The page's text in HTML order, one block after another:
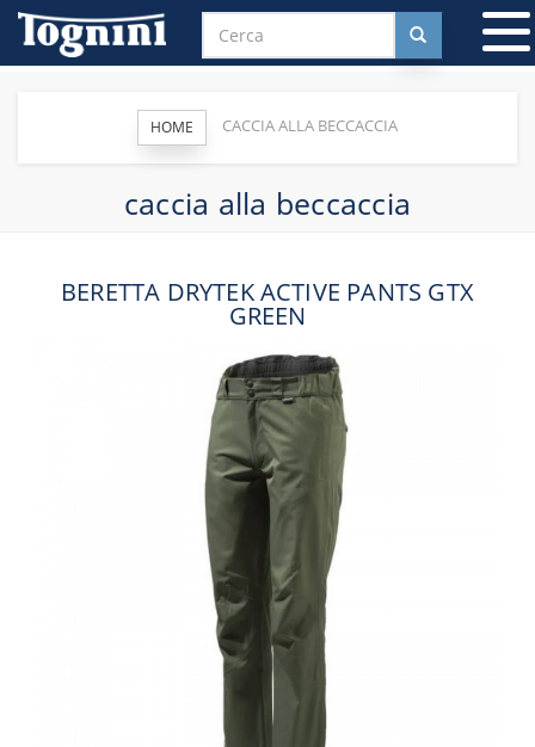
HOME CACCIA ALLA BECCACCIA
caccia alla beccaccia
BERETTA DRYTEK ACTIVE PANTS GTX
GREEN